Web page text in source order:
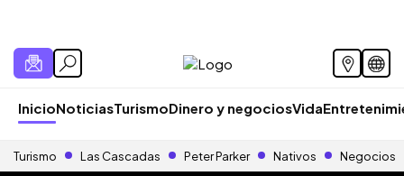
InicioNoticiasTurismoDinero y negociosVida
Turismo Las Cascadas Peter Parker Nativos Negocios